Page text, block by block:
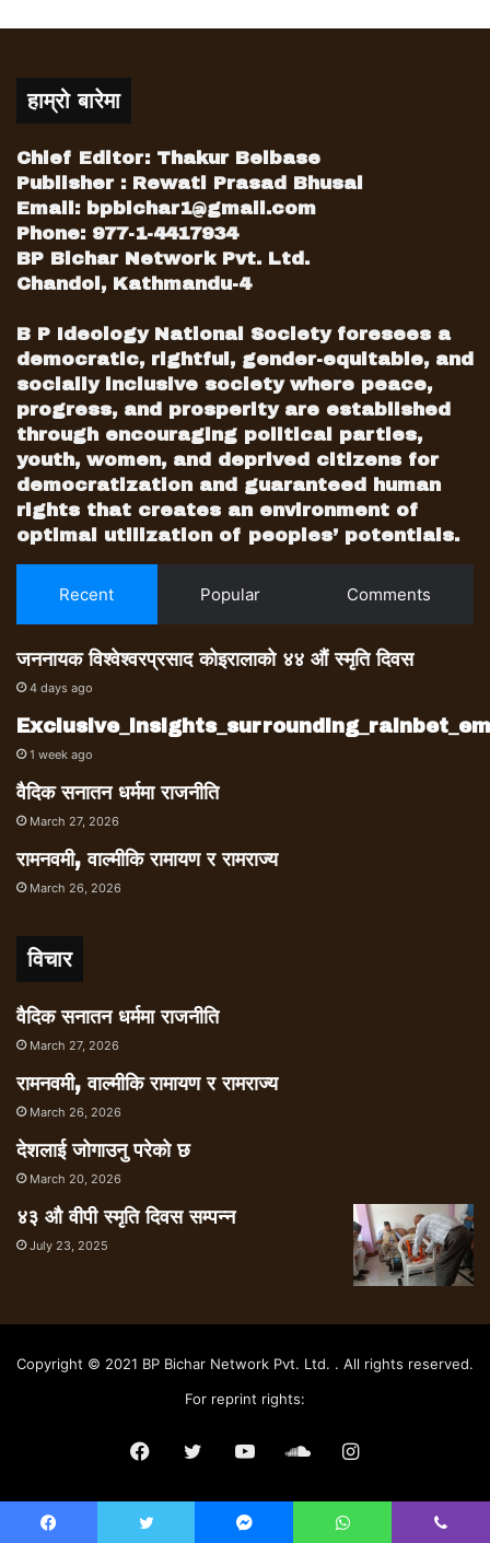
हाम्रो बारेमा
Chief Editor: Thakur Belbase
Publisher : Rewati Prasad Bhusal
Email: bpbichar1@gmail.com
Phone: 977-1-4417934
BP Bichar Network Pvt. Ltd.
Chandol, Kathmandu-4
B P Ideology National Society foresees a
democratic, rightful, gender-equitable, and
socially inclusive society where peace,
progress, and prosperity are established
through encouraging political parties,
youth, women, and deprived citizens for
democratization and guaranteed human
rights that creates an environment of
optimal utilization of peoples’ potentials.
Recent Popular Comments
जननायक विश्वेश्वरप्रसाद कोइरालाको ४४ औं स्मृति दिवस
4 days ago
1 week ago
वैदिक सनातन धर्ममा राजनीति
March 27, 2026
रामनवमी, वाल्मीकि रामायण र रामराज्य
March 26, 2026
विचार
वैदिक सनातन धर्ममा राजनीति
March 27, 2026
रामनवमी, वाल्मीकि रामायण र रामराज्य
March 26, 2026
देशलाई जोगाउनु परेको छ
March 20, 2026
४३ औ वीपी स्मृति दिवस सम्पन्न
July 23, 2025
Copyright © 2021 BP Bichar Network Pvt. Ltd. . All rights reserved.
For reprint rights:
Facebook
TwitterYouTubeSoundCloud
Instagram